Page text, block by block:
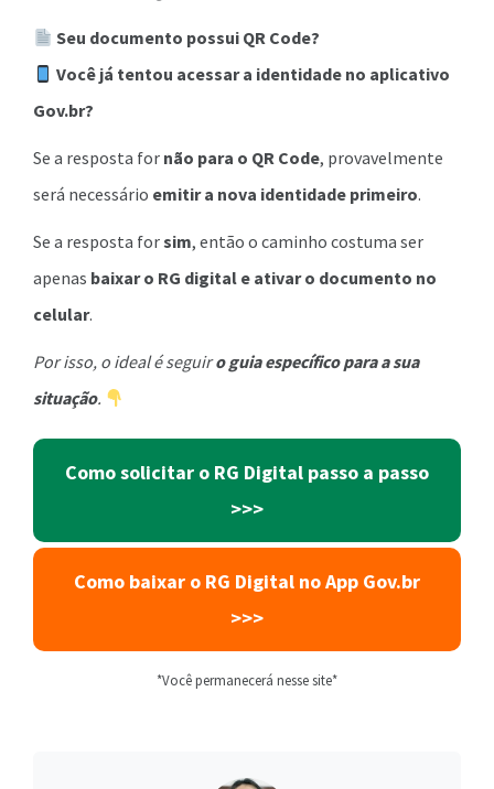
Seu documento possui QR Code?
Você já tentou acessar a identidade no aplicativo
Gov.br?
Se a resposta for não para o QR Code, provavelmente
será necessário emitir a nova identidade primeiro.
Se a resposta forsim, então o caminho costuma ser
apenas baixar o RG digital e ativar o documento no
celular.
Por isso, o ideal é seguiro guia específico para a sua
situação.
Como solicitar o RG Digital passo a passo
>>>
Como baixar o RG Digital no App Gov.br
>>>
*Você permanecerá nesse site*